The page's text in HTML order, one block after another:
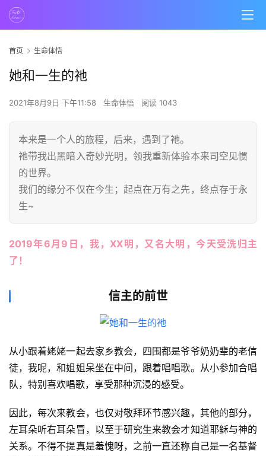
首页 生命体悟
她和一生的祂
2021年8月9日 下午11:58 生命体悟 阅读 1043
本来是一个人的旅程，后来，遇到了祂。
祂带我出黑暗入奇妙光明，领我重新体验本来司空见惯
的世界。
我们的缘分不仅在今生；起点在万有之先，终点存于永
生~
2019年6月9日，我，XX明，又名大明，今天受洗归主
了！
信主的前世
从小跟着姥姥一起去家乡教会，四围都是爷爷奶奶辈的老信
徒，我呢，和姐姐呆坐在中间，跟着唱唱歌。从小参加合唱
队，特别喜欢唱歌，享受那种沉浸的感受。
因此，每次来教会，也仅对敬拜环节感兴趣，其他的部分，
左耳朵听右耳朵冒，以至于研究生来教会才知道耶稣与神的
关系。不得不提真是羞愧呀，之前一直还称自己是一名基督